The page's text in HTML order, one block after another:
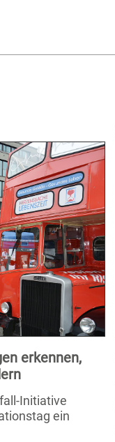
erkennen,
Initiative
ein